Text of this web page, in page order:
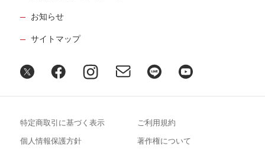
お知らせ
サイトマップ
特定商取引に基づく表示 ご利用規約
個人情報保護方針 著作権について